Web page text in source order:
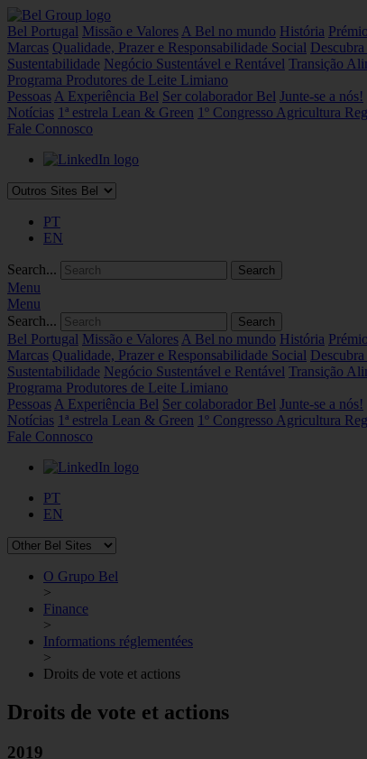
Bel Portugal Missão e Valores A Bel no mundo História
Marcas Qualidade, Prazer e Responsabilidade Social
Sustentabilidade Negócio Sustentável e Rentável Transição
Programa Produtores de Leite Limiano
Pessoas A Experiência Bel Ser colaborador Bel Junte-se a nós!
Notícias 1ª estrela Lean & Green 1º Congresso Agricultura
Fale Connosco
PT
EN
Search...
Menu
Menu
Search...
Bel Portugal Missão e Valores A Bel no mundo História
Marcas Qualidade, Prazer e Responsabilidade Social
Sustentabilidade Negócio Sustentável e Rentável Transição
Programa Produtores de Leite Limiano
Pessoas A Experiência Bel Ser colaborador Bel Junte-se a nós!
Notícias 1ª estrela Lean & Green 1º Congresso Agricultura
Fale Connosco
PT
EN
O Grupo Bel
>
Finance
>
Informations réglementées
>
Droits de vote et actions
Droits de vote et actions
2019